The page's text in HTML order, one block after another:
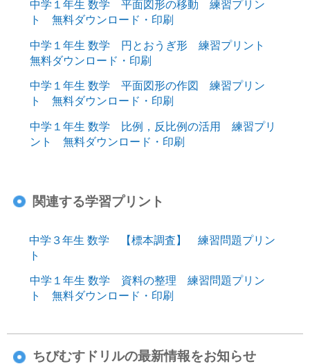
中学１年生 数学 平面図形の移動 練習プリン
ト 無料ダウンロード・印刷
中学１年生 数学 円とおうぎ形 練習プリント
無料ダウンロード・印刷
中学１年生 数学 平面図形の作図 練習プリン
ト 無料ダウンロード・印刷
中学１年生 数学 比例，反比例の活用 練習プリ
ント 無料ダウンロード・印刷
関連する学習プリント
中学３年生 数学 【標本調査】 練習問題プリン
ト
中学１年生 数学 資料の整理 練習問題プリン
ト 無料ダウンロード・印刷
ちびむすドリルの最新情報をお知らせ